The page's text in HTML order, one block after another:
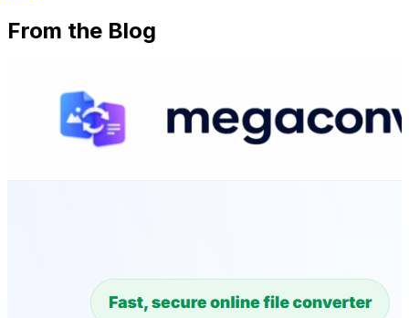
From the Blog